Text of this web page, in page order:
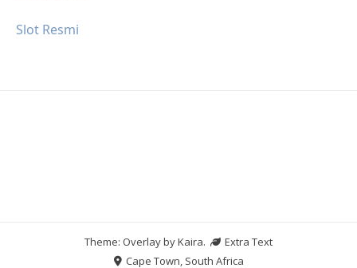
Slot Resmi
Theme: Overlay byKaira.
Extra Text
Cape Town, South Africa